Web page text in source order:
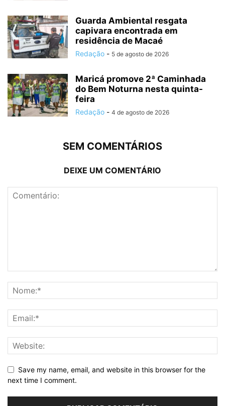
Guarda Ambiental resgata
capivara encontrada em
residência de Macaé
Redação - 5 de agosto de 2026
Maricá promove 2ª Caminhada
do Bem Noturna nesta quinta-
feira
Redação - 4 de agosto de 2026
SEM COMENTÁRIOS
DEIXE UM COMENTÁRIO
Save my name, email, and website in this browser for the
next time I comment.